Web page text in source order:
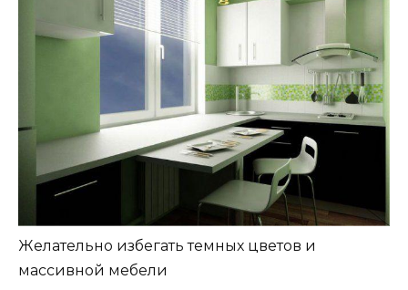
Желательно избегать темных цветов и
массивной мебели